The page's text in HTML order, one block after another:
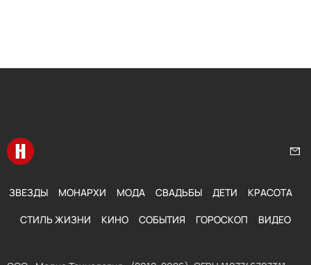
Перейти на главную
ЗВЕЗДЫ МОНАРХИ МОДА СВАДЬБЫ ДЕТИ КРАСОТА
СТИЛЬ ЖИЗНИ КИНО СОБЫТИЯ ГОРОСКОП ВИДЕО